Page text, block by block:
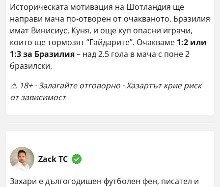
Историческата мотивация на Шотландия ще
направи мача по-отворен от очакваното. Бразилия
имат Винисиус, Куня, и още куп опасни играчи,
които ще тормозят “Гайдарите”. Очакваме 1:2 или
1:3 за Бразилия– над 2.5 гола в мача с поне 2
бразилски.
⚠️ 18+ · Залагайте отговорно · Хазартът крие риск
от зависимост
Zack TC
Захари е дългогодишен футболен фен, писател и